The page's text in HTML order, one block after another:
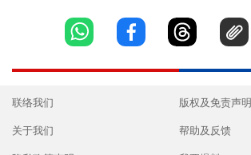
联络我们
关于我们
版权及免责声明
帮助及反馈